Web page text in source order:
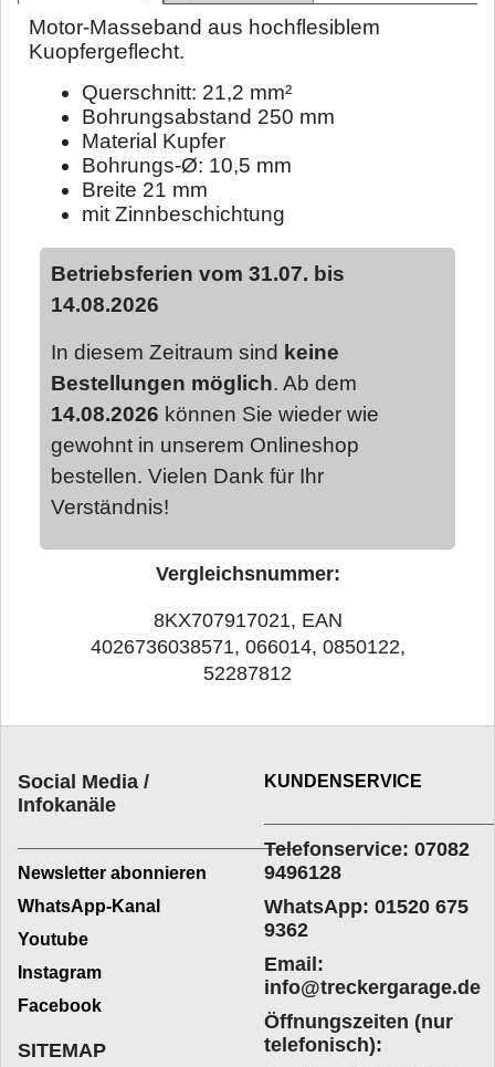
Motor-Masseband aus hochflesiblem
Kuopfergeflecht.
Querschnitt: 21,2 mm²
Bohrungsabstand 250 mm
Material Kupfer
Bohrungs-Ø: 10,5 mm
Breite 21 mm
mit Zinnbeschichtung
Betriebsferien vom 31.07. bis
14.08.2026
In diesem Zeitraum sind keine
Bestellungen möglich. Ab dem
14.08.2026 können Sie wieder wie
gewohnt in unserem Onlineshop
bestellen. Vielen Dank für Ihr
Verständnis!
Vergleichsnummer:
8KX707917021, EAN
4026736038571, 066014, 0850122,
52287812
Social Media /
Infokanäle
_________________________
Newsletter abonnieren
WhatsApp-Kanal
Youtube
Instagram
Facebook
KUNDENSERVICE
Telefonservice: 07082
9496128
WhatsApp: 01520 675
9362
Email:
info@treckergarage.de
Öffnungszeiten (nur
telefonisch):
SITEMAP